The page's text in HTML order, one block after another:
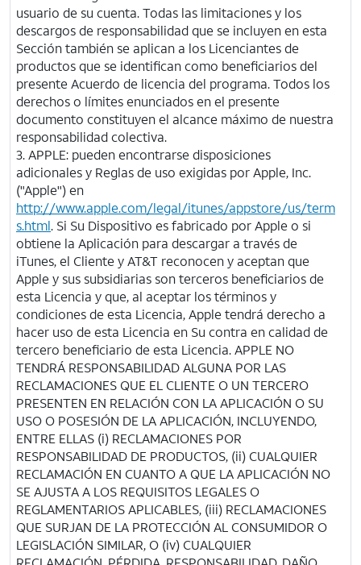
usuario de su cuenta. Todas las limitaciones y los
descargos de responsabilidad que se incluyen en esta
Sección también se aplican a los Licenciantes de
productos que se identifican como beneficiarios del
presente Acuerdo de licencia del programa. Todos los
derechos o límites enunciados en el presente
documento constituyen el alcance máximo de nuestra
responsabilidad colectiva.
3. APPLE: pueden encontrarse disposiciones
adicionales y Reglas de uso exigidas por Apple, Inc.
("Apple") en
http://www.apple.com/legal/itunes/appstore/us/term
s.html. Si Su Dispositivo es fabricado por Apple o si
obtiene la Aplicación para descargar a través de
iTunes, el Cliente yAT&T reconocen y aceptan que
Apple y sus subsidiarias son terceros beneficiarios de
esta Licencia y que, al aceptar los términos y
condiciones de esta Licencia, Apple tendrá derecho a
hacer uso de esta Licencia en Su contra en calidad de
tercero beneficiario de esta Licencia. APPLE NO
TENDRÁ RESPONSABILIDAD ALGUNA POR LAS
RECLAMACIONES QUE EL CLIENTE O UN TERCERO
PRESENTEN EN RELACIÓN CON LA APLICACIÓN O SU
USO O POSESIÓN DE LA APLICACIÓN, INCLUYENDO,
ENTRE ELLAS (i) RECLAMACIONES POR
RESPONSABILIDAD DE PRODUCTOS, (ii) CUALQUIER
RECLAMACIÓN EN CUANTO A QUE LA APLICACIÓN NO
SE AJUSTA A LOS REQUISITOS LEGALES O
REGLAMENTARIOS APLICABLES, (iii) RECLAMACIONES
QUE SURJAN DE LA PROTECCIÓN AL CONSUMIDOR O
LEGISLACIÓN SIMILAR, O (iv) CUALQUIER